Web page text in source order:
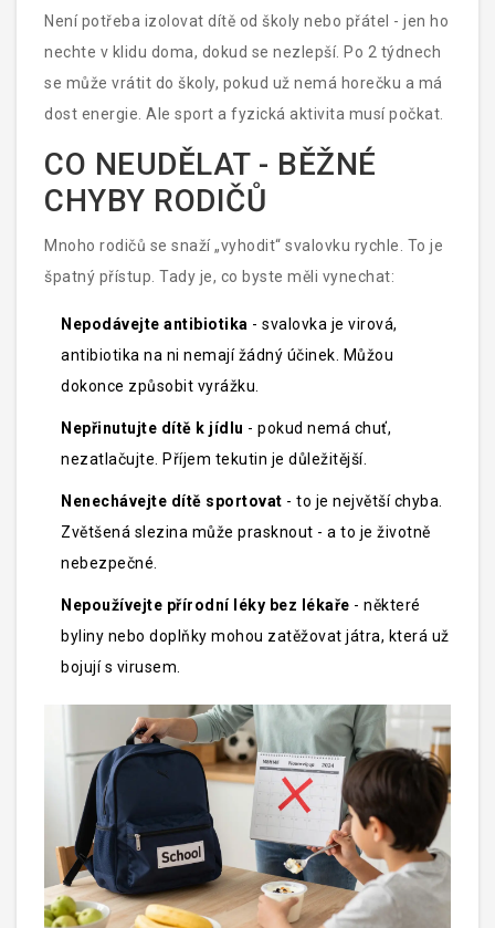
nemusí nakazit. Pokud však někdo má oslabený
imunitní systém, může být riziko vyšší.
Není potřeba izolovat dítě od školy nebo přátel - jen ho
nechte v klidu doma, dokud se nezlepší. Po 2 týdnech
se může vrátit do školy, pokud už nemá horečku a má
dost energie. Ale sport a fyzická aktivita musí počkat.
CO NEUDĚLAT - BĚŽNÉ
CHYBY RODIČŮ
Mnoho rodičů se snaží „vyhodit“ svalovku rychle. To je
špatný přístup. Tady je, co byste měli vynechat:
Nepodávejte antibiotika - svalovka je virová,
antibiotika na ni nemají žádný účinek. Můžou
dokonce způsobit vyrážku.
Nepřinutujte dítě k jídlu - pokud nemá chuť,
nezatlačujte. Příjem tekutin je důležitější.
Nenechávejte dítě sportovat - to je největší chyba.
Zvětšená slezina může prasknout - a to je životně
nebezpečné.
Nepoužívejte přírodní léky bez lékaře - některé
byliny nebo doplňky mohou zatěžovat játra, která už
bojují s virusem.